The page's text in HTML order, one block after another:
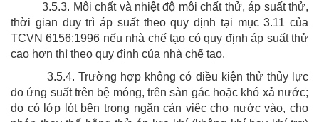
3.5.3. Môi chất và nhiệt độ môi chất thử, áp suất thử,
thời gian duy trì áp suất theo quy định tại mục 3.11 của
TCVN 6156:1996 nếu nhà chế tạo có quy định áp suất thử
cao hơn thì theo quy định của nhà chế tạo.
3.5.4. Trường hợp không có điều kiện thử thủy lực
do ứng suất trên bệ móng, trên sàn gác hoặc khó xả nước;
do có lớp lót bên trong ngăn cản việc cho nước vào, cho